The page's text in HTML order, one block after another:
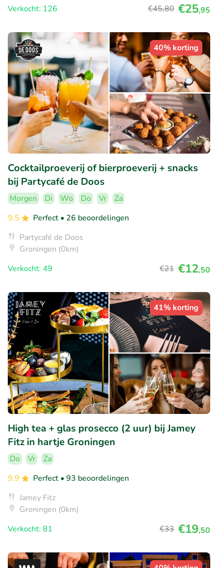
Verkocht: 126
€45,80 €25,95
40% korting
Cocktailproeverij of bierproeverij + snacks
bij Partycafé de Doos
Morgen Di Wo Do Vr
Za
9.5
Perfect • 26 beoordelingen
Partycafé de Doos
Groningen (0km)
Verkocht: 49
€21 €12,50
41% korting
High tea + glas prosecco (2 uur) bij Jamey
Fitz in hartje Groningen
Do Vr
Za
9.9
Perfect • 93 beoordelingen
Jamey Fitz
Groningen (0km)
Verkocht: 81
€33 €19,50